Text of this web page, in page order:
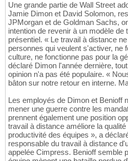
Une grande partie de Wall Street
Jamie Dimon et David Solomon,
JPMorgan et de Goldman Sachs,
intention de revenir à un modèle de
présentiel. « Le travail à distance
personnes qui veulent s'activer, ne
culture, ne fonctionne pas pour la
déclaré Dimon l'année dernière,
opinion n'a pas été populaire. «
bâton sur notre retour en interne.
Les employés de Dimon et Benioff
mener une guerre contre les
prennent également une position
travail à distance améliore la
productivité des équipes », a
responsable du travail à distance
appelée Cimpress. Benioff semble